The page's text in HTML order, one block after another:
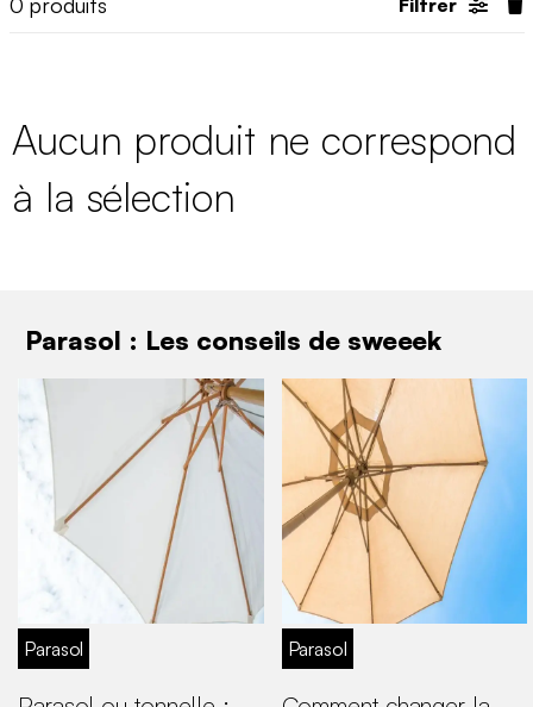
Filtrer
Aucun produit ne correspond
à la sélection
Parasol : Les conseils de sweeek
Parasol Parasol